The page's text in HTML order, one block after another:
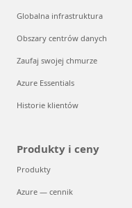
Globalna infrastruktura
Obszary centrów danych
Zaufaj swojej chmurze
Azure Essentials
Historie klientów
Produkty i ceny
Produkty
Azure — cennik